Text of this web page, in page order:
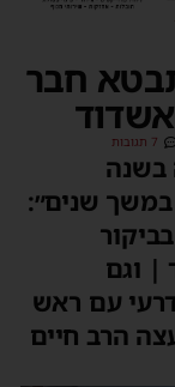
חבר
7 תגובות
בשנה
שנים״:
| וגם
עם ראש
הרב חיים